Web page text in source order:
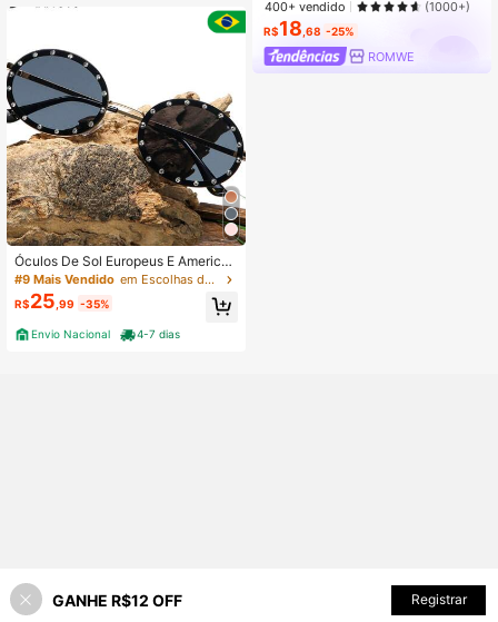
Óculos De Sol Europeus E American
os Moda Personalidade Net Vermel
ho Feminina retrô+um caixa de ocul
us
#9 Mais Vendido em Escolhas de moda retrô e descoladas Óculos Femi
R$25 ,99 -35%
Envio Nacional 4-7 dias
400+ vendido (1000+)
R$18 ,68 -25%
ROMWE
ADICIONAR AO CARRINHO
GANHE R$12 OFF Registrar